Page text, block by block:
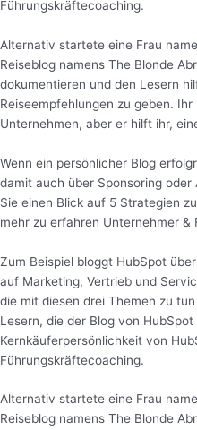
Führungskräftecoaching.
Alternativ startete eine Frau
Reiseblog namens The Blonde
dokumentieren und den Lesern
Reiseempfehlungen zu geben.
Unternehmen, aber er hilft ihr,
Wenn ein persönlicher Blog
damit auch über Sponsoring oder
Sie einen Blick auf 5 Strategien
mehr zu erfahren Unternehmer &
Zum Beispiel bloggt HubSpot
auf Marketing, Vertrieb und
die mit diesen drei Themen zu
Lesern, die der Blog von
Kernkäuferpersönlichkeit von
Führungskräftecoaching.
Alternativ startete eine Frau
Reiseblog namens The Blonde